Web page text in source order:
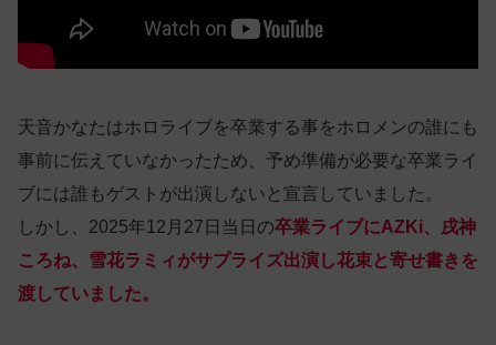
天音かなたはホロライブを卒業する事をホロメンの誰にも
事前に伝えていなかったため、予め準備が必要な卒業ライ
ブには誰もゲストが出演しないと宣言していました。
しかし、2025年12月27日当日の卒業ライブにAZKi、戌神
ころね、雪花ラミィがサプライズ出演し花束と寄せ書きを
渡していました。